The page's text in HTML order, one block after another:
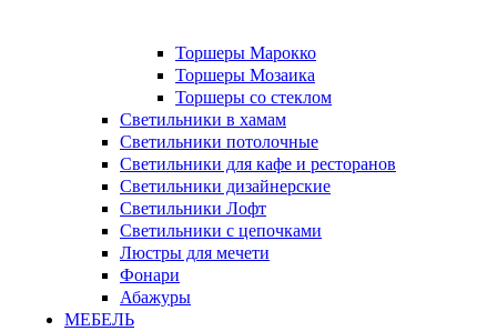
Торшеры Марокко
Торшеры Мозаика
Торшеры со стеклом
Светильники в хамам
Светильники потолочные
Светильники для кафе и ресторанов
Светильники дизайнерские
Светильники Лофт
Светильники с цепочками
Люстры для мечети
Фонари
Абажуры
МЕБЕЛЬ